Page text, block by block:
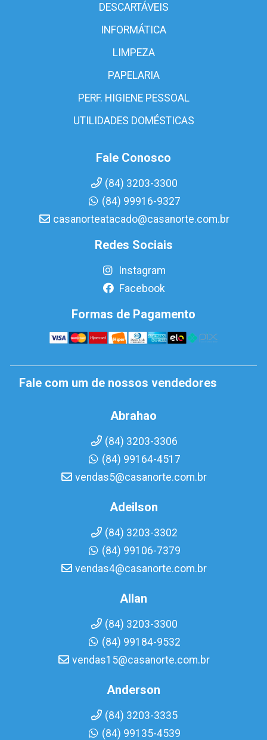
DESCARTÁVEIS
INFORMÁTICA
LIMPEZA
PAPELARIA
PERF. HIGIENE PESSOAL
UTILIDADES DOMÉSTICAS
Fale Conosco
(84) 3203-3300
(84) 99916-9327
casanorteatacado@casanorte.com.br
Redes Sociais
Instagram
Facebook
Formas de Pagamento
Fale com um de nossos vendedores
Abrahao
(84) 3203-3306
(84) 99164-4517
vendas5@casanorte.com.br
Adeilson
(84) 3203-3302
(84) 99106-7379
vendas4@casanorte.com.br
Allan
(84) 3203-3300
(84) 99184-9532
vendas15@casanorte.com.br
Anderson
(84) 3203-3335
(84) 99135-4539